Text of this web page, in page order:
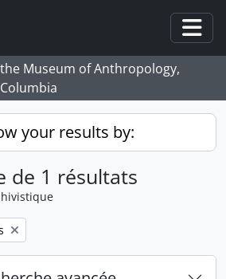
Museum of Anthropology,
your results by:
de 1 résultats
filter: